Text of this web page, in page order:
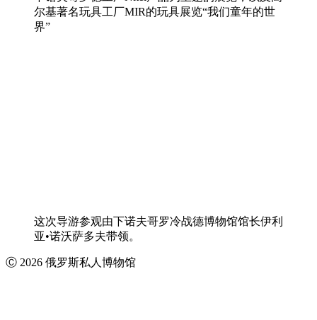
尔基著名玩具工厂MIR的玩具展览“我们童年的世
界”
这次导游参观由下诺夫哥罗冷战德博物馆馆长伊利
亚•诺沃萨多夫带领。
Ⓒ 2026 俄罗斯私人博物馆